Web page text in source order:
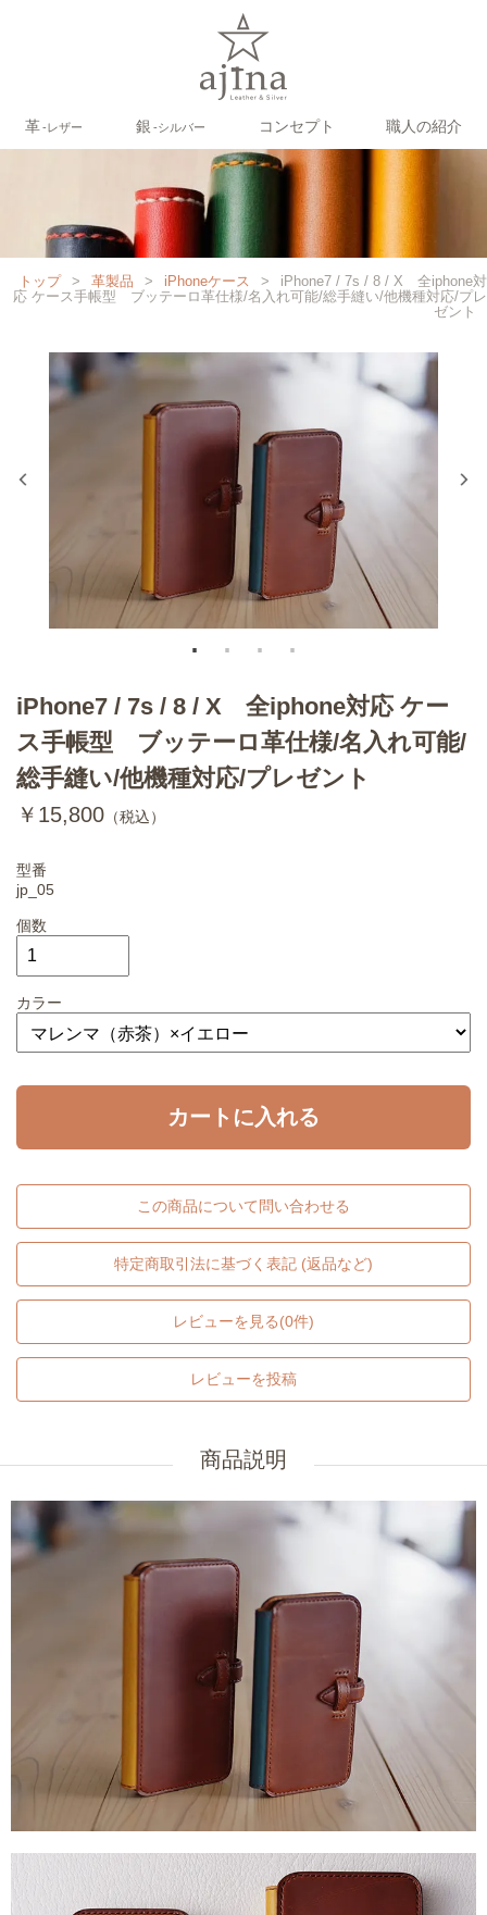
革‐レザー 銀 ‐シルバー コンセプト 職人の紹介
トップ > 革製品 > iPhoneケース >
iPhone7 / 7s / 8 / X 全iphone対
応 ケース手帳型 ブッテーロ革仕様/名入れ可能/総手縫い/他機種対応/プレ
ゼント
iPhone7 / 7s / 8 / X 全iphone対応 ケー
ス手帳型 ブッテーロ革仕様/名入れ可能/
総手縫い/他機種対応/プレゼント
￥15,800 （税込）
型番
jp_05
個数
カラー
カートに入れる
この商品について問い合わせる
特定商取引法に基づく表記 (返品など)
レビューを見る(0件)
レビューを投稿
商品説明